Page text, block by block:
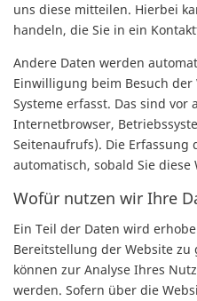
uns diese mitteilen. Hierbei
handeln, die Sie in ein
Andere Daten werden
Einwilligung beim Besuch
Systeme erfasst. Das sind vor
Internetbrowser,
Seitenaufrufs). Die Erfassung
automatisch, sobald Sie diese
Wofür nutzen wir Ihre
Ein Teil der Daten wird
Bereitstellung der Website zu
können zur Analyse Ihres
werden. Sofern über die